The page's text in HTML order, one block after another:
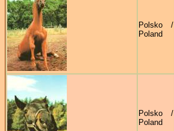
Polsko /
Poland
Polsko /
Poland